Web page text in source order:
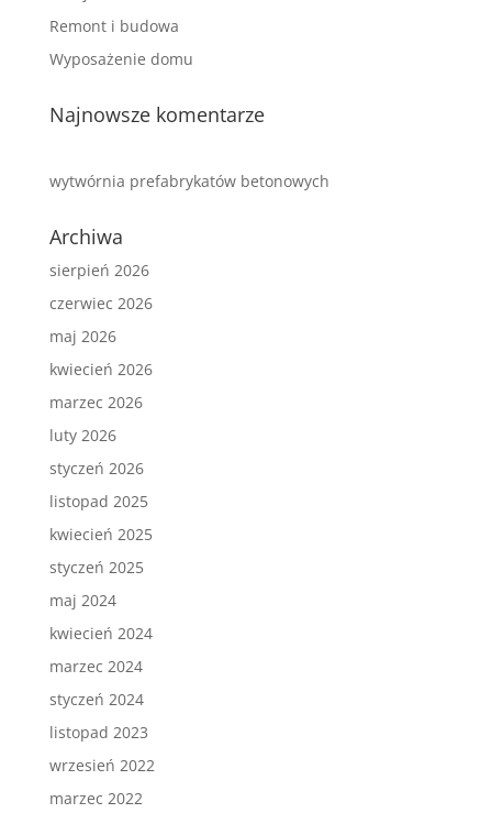
Remont i budowa
Wyposażenie domu
Najnowsze komentarze
wytwórnia prefabrykatów betonowych
Archiwa
sierpień 2026
czerwiec 2026
maj 2026
kwiecień 2026
marzec 2026
luty 2026
styczeń 2026
listopad 2025
kwiecień 2025
styczeń 2025
maj 2024
kwiecień 2024
marzec 2024
styczeń 2024
listopad 2023
wrzesień 2022
marzec 2022